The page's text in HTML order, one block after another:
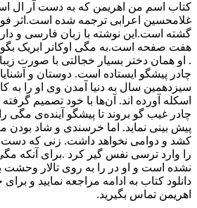
کتاب اسم من اهریمن که به دست آر ال
غلامحسین اعرابی ترجمه شده است.اثر
گشته است.این نوشته با زبان فارسی و
هفت صفحه است.به مگی اوکانر ابریک
. او همان دختر بسیار خجالتی با صورت
چادر پیشگو ایستاده است. دوستان و
سیزدهمین سال به دنیا آمدن وی او را به
اسكله آورده اند. آن‌ها با خود تصمیم
چادر غیب‌ گو بروند تا پیشگو آینده‌ی مگی
پیش‌ بینی نماید. اما خرسندی و شاد
کشد و دوامی نخواهد داشت. زنی که دست
را وارد ترسی نفس گیر کرد .برای آنکه
نشده است و او در را به روی تالار وحشت
دانلود کتاب به ادامه مراجعه نمایید و
اهریمن تماس بگیرید.